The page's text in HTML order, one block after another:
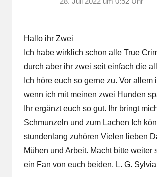
Hallo ihr Zwei
Ich habe wirklich schon alle True
durch aber ihr zwei seit einfach die
Ich höre euch so gerne zu. Vor allem
wenn ich mit meinen zwei Hunden
Ihr ergänzt euch so gut. Ihr bringt
Schmunzeln und zum Lachen Ich
stundenlang zuhören Vielen lieben
Mühen und Arbeit. Macht bitte weiter
ein Fan von euch beiden. L. G. Sylvia